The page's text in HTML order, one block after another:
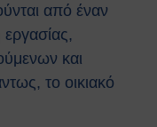
από έναν
και
το οικιακό